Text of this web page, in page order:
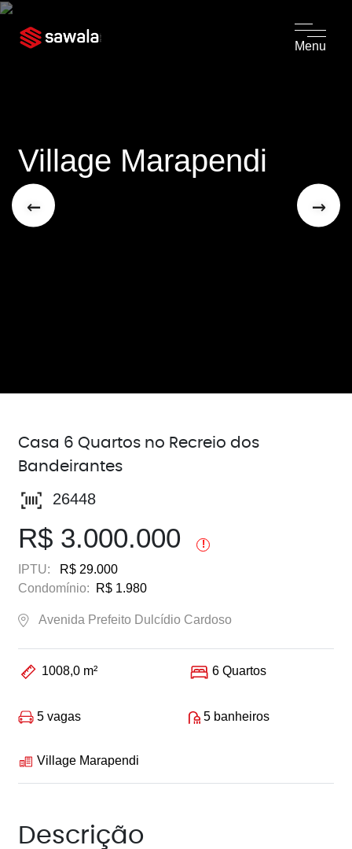
Menu
← →
Village Marapendi
Casa 6 Quartos no Recreio dos
Bandeirantes
26448
R$ 3.000.000 !
IPTU:
R$ 29.000
Condomínio:
R$ 1.980
Avenida Prefeito Dulcídio Cardoso
1008,0 m² 6 Quartos
5 vagas 5 banheiros
Village Marapendi
Descrição